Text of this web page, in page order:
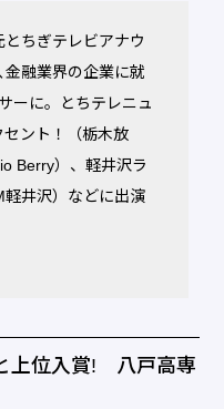
ちぎテレビアナウ
金融業界の企業に就
ーに。とちテレニュ
セント！（栃木放
Berry）、軽井沢ラ
井沢）などに出演
上位入賞! 八戸高専